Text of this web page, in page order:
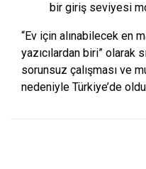
bir giriş seviyesi
“Ev için alınabilecek en
yazıcılardan biri” olarak
sorunsuz çalışması ve
nedeniyle Türkiye’de